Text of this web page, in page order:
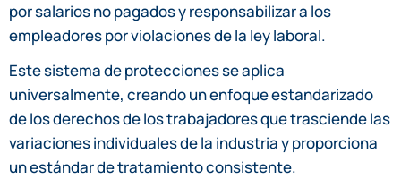
por salarios no pagados y responsabilizar a los
empleadores por violaciones de la ley laboral.
Este sistema de protecciones se aplica
universalmente, creando un enfoque estandarizado
de los derechos de los trabajadores que trasciende las
variaciones individuales de la industria y proporciona
un estándar de tratamiento consistente.